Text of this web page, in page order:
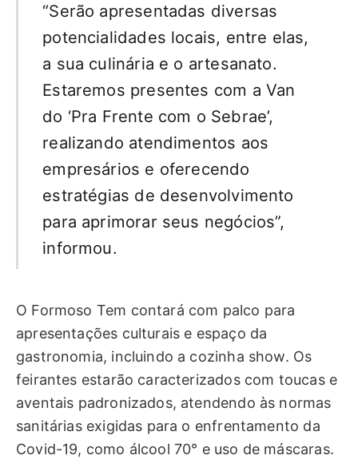
“Serão apresentadas diversas
potencialidades locais, entre elas,
a sua culinária e o artesanato.
Estaremos presentes com a Van
do ‘Pra Frente com o Sebrae’,
realizando atendimentos aos
empresários e oferecendo
estratégias de desenvolvimento
para aprimorar seus negócios”,
informou.
O Formoso Tem contará com palco para
apresentações culturais e espaço da
gastronomia, incluindo a cozinha show. Os
feirantes estarão caracterizados com toucas e
aventais padronizados, atendendo às normas
sanitárias exigidas para o enfrentamento da
Covid-19, como álcool 70° e uso de máscaras.